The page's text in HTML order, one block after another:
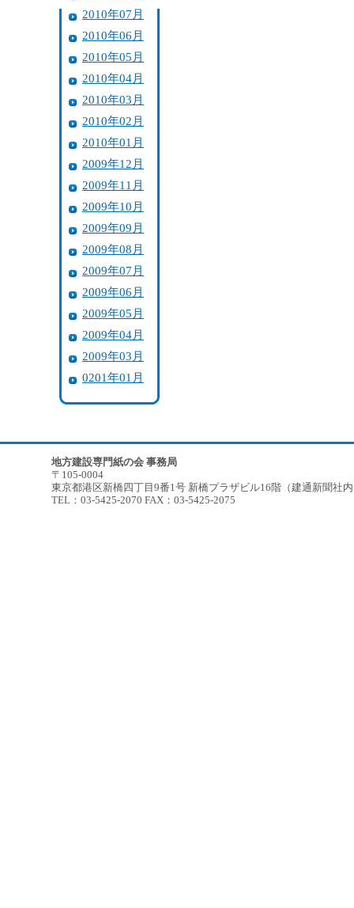
2010年07月
2010年06月
2010年05月
2010年04月
2010年03月
2010年02月
2010年01月
2009年12月
2009年11月
2009年10月
2009年09月
2009年08月
2009年07月
2009年06月
2009年05月
2009年04月
2009年03月
0201年01月
地方建設専門紙の会 事務局
〒105-0004
東京都港区新橋四丁目9番1号 新橋プラザビル16階（建通新聞社
TEL：03-5425-2070 FAX：03-5425-2075